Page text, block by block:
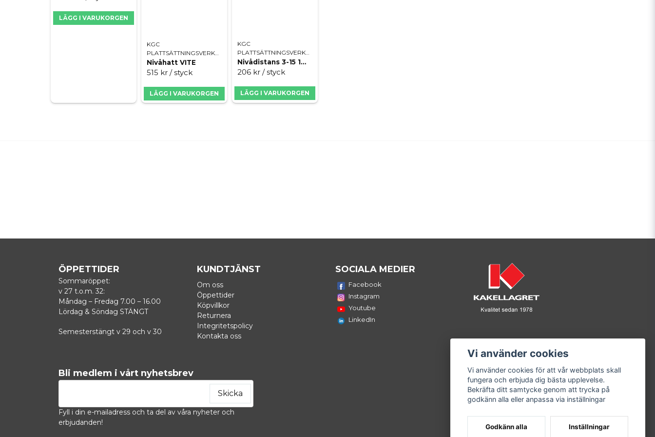
LÄGG I VARUKORGEN
KGC
PLATTSÄTTNINGSVERKTYG
Nivåhatt VITE
515 kr / styck
LÄGG I VARUKORGEN
KGC
PLATTSÄTTNINGSVERKTYG
Nivådistans 3-15 1mm VITE
206 kr / styck
LÄGG I VARUKORGEN
ÖPPETTIDER
Sommaröppet:
v 27 t.o.m. 32:
Måndag – Fredag 7.00 – 16.00
Lördag & Söndag STÄNGT
Semesterstängt v 29 och v 30
KUNDTJÄNST
Om oss
Öppettider
Köpvillkor
Returnera
Integritetspolicy
Kontakta oss
SOCIALA MEDIER
Facebook
Instagram
Youtube
LinkedIn
Bli medlem i vårt nyhetsbrev
Skicka
Fyll i din e-mailadress och ta del av våra nyheter och
erbjudanden!
Vi använder cookies
Vi använder cookies för att vår webbplats skall
fungera och erbjuda dig bästa upplevelse.
Bekräfta ditt samtycke genom att trycka på
godkänn alla eller anpassa via inställningar
Godkänn alla Inställningar